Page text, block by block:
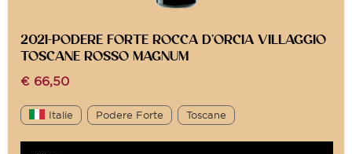
2021-PODERE FORTE ROCCA D’ORCIA VILLAGGIO
TOSCANE ROSSO MAGNUM
€ 66,50
Italie Podere Forte Toscane